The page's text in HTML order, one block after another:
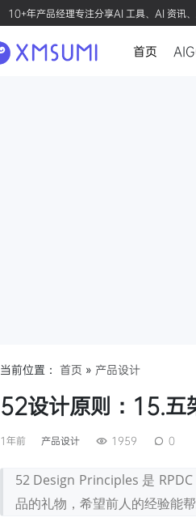
10+年产品经理专注分享AI 工具、AI 资
首页
当前位置： 首页 » 产品设计
52设计原则：15.五
1年前 产品设计 1959 0
52 Design Principles 是
品的礼物，希望前人的经验能